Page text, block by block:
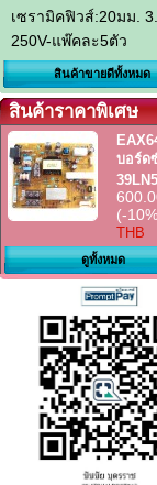
เซรามิคฟิวส์:20มม.
250V-แพ๊คละ5ตัว
สินค้าขายดีทั้งหมด
สินค้าราคาพิเศษ
บอร์ด
(-
THB
ดูทั้งหมด